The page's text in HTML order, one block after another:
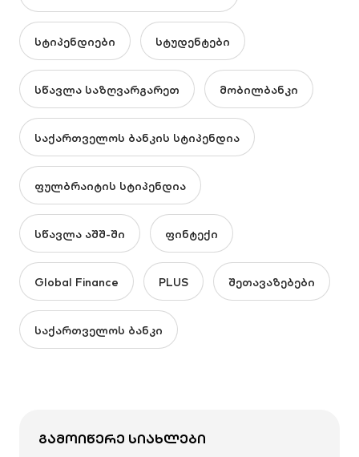
სტიპენდიები სტუდენტები
სწავლა საზღვარგარეთ მობილბანკი
საქართველოს ბანკის სტიპენდია
ფულბრაიტის სტიპენდია
სწავლა აშშ-ში ფინტექი
Global Finance PLUS შეთავაზებები
საქართველოს ბანკი
ᲒᲐᲛᲝᲘᲬᲔᲠᲔ ᲡᲘᲐᲮᲚᲔᲑᲘ